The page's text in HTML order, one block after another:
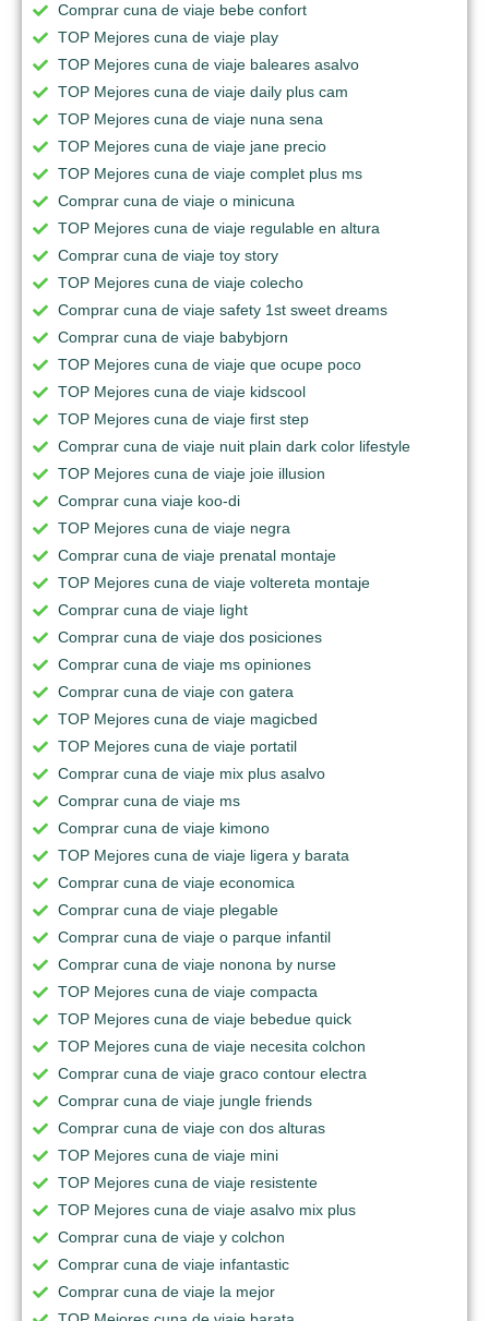
Comprar cuna de viaje bebe confort
TOP Mejores cuna de viaje play
TOP Mejores cuna de viaje baleares asalvo
TOP Mejores cuna de viaje daily plus cam
TOP Mejores cuna de viaje nuna sena
TOP Mejores cuna de viaje jane precio
TOP Mejores cuna de viaje complet plus ms
Comprar cuna de viaje o minicuna
TOP Mejores cuna de viaje regulable en altura
Comprar cuna de viaje toy story
TOP Mejores cuna de viaje colecho
Comprar cuna de viaje safety 1st sweet dreams
Comprar cuna de viaje babybjorn
TOP Mejores cuna de viaje que ocupe poco
TOP Mejores cuna de viaje kidscool
TOP Mejores cuna de viaje first step
Comprar cuna de viaje nuit plain dark color lifestyle
TOP Mejores cuna de viaje joie illusion
Comprar cuna viaje koo-di
TOP Mejores cuna de viaje negra
Comprar cuna de viaje prenatal montaje
TOP Mejores cuna de viaje voltereta montaje
Comprar cuna de viaje light
Comprar cuna de viaje dos posiciones
Comprar cuna de viaje ms opiniones
Comprar cuna de viaje con gatera
TOP Mejores cuna de viaje magicbed
TOP Mejores cuna de viaje portatil
Comprar cuna de viaje mix plus asalvo
Comprar cuna de viaje ms
Comprar cuna de viaje kimono
TOP Mejores cuna de viaje ligera y barata
Comprar cuna de viaje economica
Comprar cuna de viaje plegable
Comprar cuna de viaje o parque infantil
Comprar cuna de viaje nonona by nurse
TOP Mejores cuna de viaje compacta
TOP Mejores cuna de viaje bebedue quick
TOP Mejores cuna de viaje necesita colchon
Comprar cuna de viaje graco contour electra
Comprar cuna de viaje jungle friends
Comprar cuna de viaje con dos alturas
TOP Mejores cuna de viaje mini
TOP Mejores cuna de viaje resistente
TOP Mejores cuna de viaje asalvo mix plus
Comprar cuna de viaje y colchon
Comprar cuna de viaje infantastic
Comprar cuna de viaje la mejor